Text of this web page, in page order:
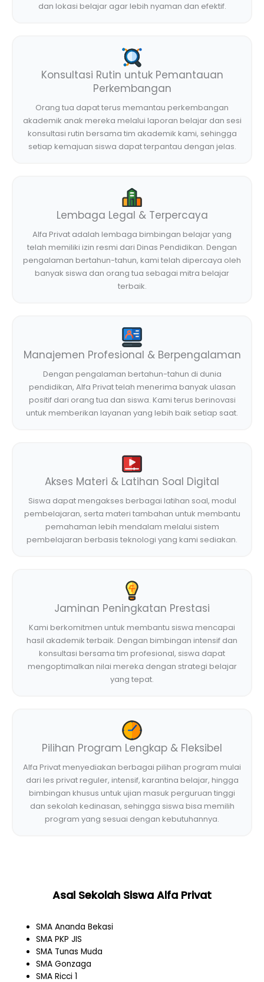
dan lokasi belajar agar lebih nyaman dan efektif.
Konsultasi Rutin untuk Pemantauan
Perkembangan
Orang tua dapat terus memantau perkembangan
akademik anak mereka melalui laporan belajar dan sesi
konsultasi rutin bersama tim akademik kami, sehingga
setiap kemajuan siswa dapat terpantau dengan jelas.
Lembaga Legal & Terpercaya
Alfa Privat adalah lembaga bimbingan belajar yang
telah memiliki izin resmi dari Dinas Pendidikan. Dengan
pengalaman bertahun-tahun, kami telah dipercaya oleh
banyak siswa dan orang tua sebagai mitra belajar
terbaik.
Manajemen Profesional & Berpengalaman
Dengan pengalaman bertahun-tahun di dunia
pendidikan, Alfa Privat telah menerima banyak ulasan
positif dari orang tua dan siswa. Kami terus berinovasi
untuk memberikan layanan yang lebih baik setiap saat.
Akses Materi & Latihan Soal Digital
Siswa dapat mengakses berbagai latihan soal, modul
pembelajaran, serta materi tambahan untuk membantu
pemahaman lebih mendalam melalui sistem
pembelajaran berbasis teknologi yang kami sediakan.
Jaminan Peningkatan Prestasi
Kami berkomitmen untuk membantu siswa mencapai
hasil akademik terbaik. Dengan bimbingan intensif dan
konsultasi bersama tim profesional, siswa dapat
mengoptimalkan nilai mereka dengan strategi belajar
yang tepat.
Pilihan Program Lengkap & Fleksibel
Alfa Privat menyediakan berbagai pilihan program mulai
dari les privat reguler, intensif, karantina belajar, hingga
bimbingan khusus untuk ujian masuk perguruan tinggi
dan sekolah kedinasan, sehingga siswa bisa memilih
program yang sesuai dengan kebutuhannya.
Asal Sekolah Siswa Alfa Privat
SMA Ananda Bekasi
SMA PKP JIS
SMA Tunas Muda
SMA Gonzaga
SMA Ricci 1